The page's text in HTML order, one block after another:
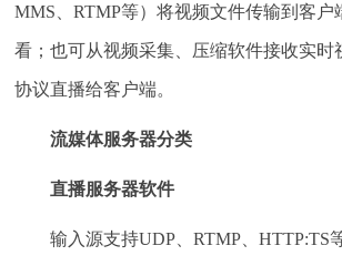
MMS、RTMP等）将视频文件传输到客户
看；也可从视频采集、压缩软件接收实时
协议直播给客户端。
流媒体服务器分类
直播服务器软件
输入源支持UDP、RTMP、HTTP:TS